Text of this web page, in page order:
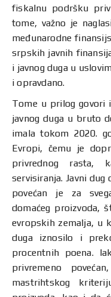
fiskalnu podršku
tome, važno je
međunarodne
srpskih javnih
i javnog duga u
i opravdano.
Tome u prilog govori
javnog duga u bruto
imala tokom 2020.
Evropi, čemu je
privrednog rasta,
servisiranja. Javni
povećan je za
domaćeg proizvoda,
evropskih zemalja, u
duga iznosilo i
procentnih poena.
privremeno
mastrihtskog